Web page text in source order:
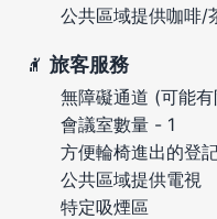
公共區域提供咖啡/
旅客服務
無障礙通道 (可能有
會議室數量 - 1
方便輪椅進出的登
公共區域提供電視
特定吸煙區